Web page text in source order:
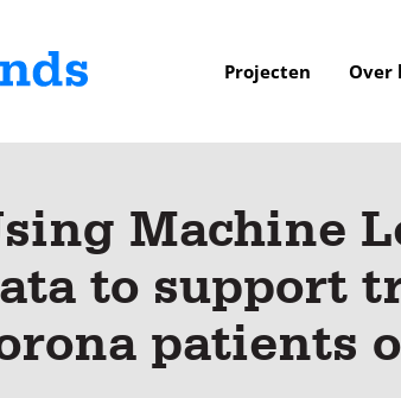
naar de inhoud
Projecten Over
Machine
to support
patients